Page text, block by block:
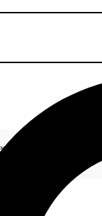
0% rente